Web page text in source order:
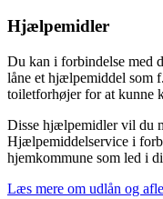
Hjælpemidler
Du kan i forbindelse med
låne et hjælpemiddel som
toiletforhøjer for at kunne
Disse hjælpemidler vil du
Hjælpemiddelservice i
hjemkommune som led i
Læs mere om udlån og